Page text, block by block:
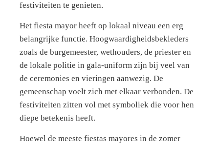
festiviteiten te genieten.
Het fiesta mayor heeft op lokaal niveau een erg
belangrijke functie. Hoogwaardigheidsbekleders
zoals de burgemeester, wethouders, de priester en
de lokale politie in gala-uniform zijn bij veel van
de ceremonies en vieringen aanwezig. De
gemeenschap voelt zich met elkaar verbonden. De
festiviteiten zitten vol met symboliek die voor hen
diepe betekenis heeft.
Hoewel de meeste fiestas mayores in de zomer